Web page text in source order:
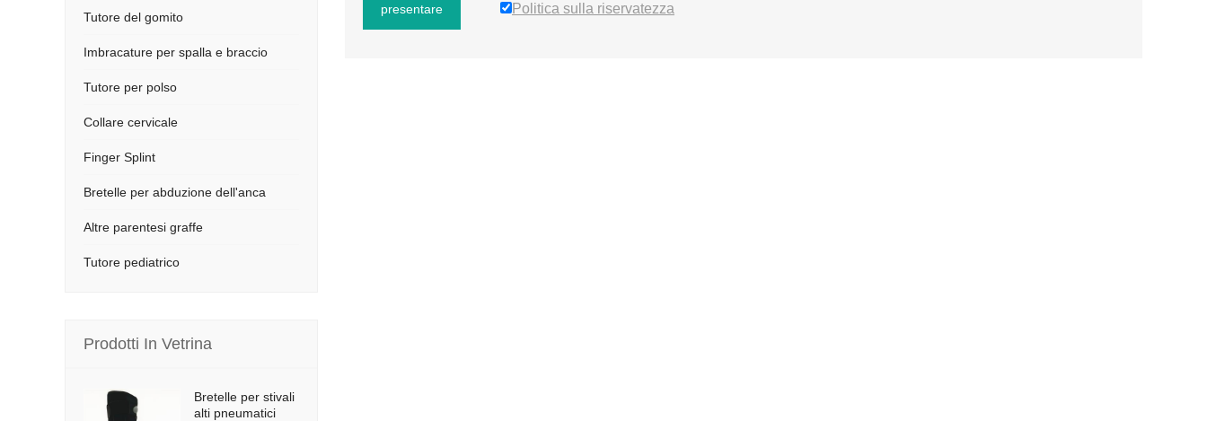
presentare Politica sulla riservatezza
Tutore del gomito
Imbracature per spalla e braccio
Tutore per polso
Collare cervicale
Finger Splint
Bretelle per abduzione dell'anca
Altre parentesi graffe
Tutore pediatrico
Prodotti In Vetrina
Bretelle per stivali
alti pneumatici